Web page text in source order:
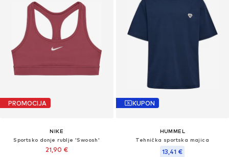
PROMOCIJA
NIKE
Sportsko donje rublje 'Swoosh'
21,90 €
KUPON
HUMMEL
Tehnička sportska majica
13,41 €